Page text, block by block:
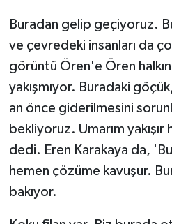
Buradan gelip geçiyoruz.
ve çevredeki insanları da
görüntü Ören'e Ören
yakışmıyor. Buradaki
an önce giderilmesini
bekliyoruz. Umarım
dedi. Eren Karakaya da,
hemen çözüme kavuşur.
bakıyor.